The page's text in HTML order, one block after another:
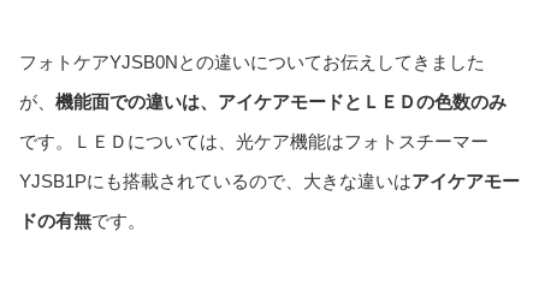
フォトケアYJSB0Nとの違いについてお伝えしてきました
が、 機能面での違いは、アイケアモードとＬＥＤの色数のみ
です。ＬＥＤについては、光ケア機能はフォトスチーマー
YJSB1Pにも搭載されているので、大きな違いはアイケアモー
ドの有無です。